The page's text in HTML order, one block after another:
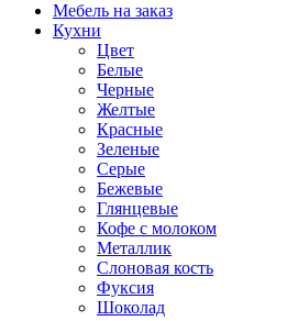
Мебель на заказ
Кухни
Цвет
Белые
Черные
Желтые
Красные
Зеленые
Серые
Бежевые
Глянцевые
Кофе с молоком
Металлик
Слоновая кость
Фуксия
Шоколад